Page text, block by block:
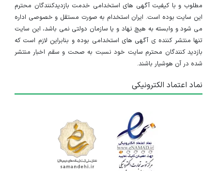
مطلوب و با کیفیت آگهی های استخدامی خدمت بازدیدکنندگان محترم
این سایت بوده است. ایران استخدام به صورت مستقل و خصوصی اداره
می شود و وابسته به هیچ نهاد و یا سازمان دولتی نمی باشد، این سایت
تنها منتشر کننده ی آگهی های استخدامی بوده و بنابراین لازم است که
بازدید کنندگان محترم سایت خود نسبت به صحت و سقم اخبار منتشر
شده در آن هوشیار باشند.
نماد اعتماد الکترونیکی